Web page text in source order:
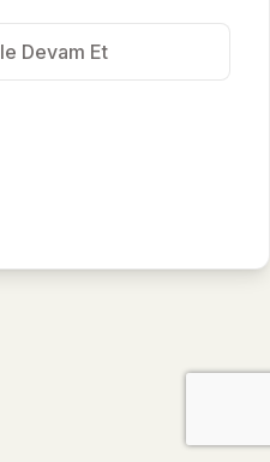
Devam Et